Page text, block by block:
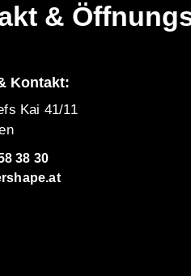
&
Kontakt:
Kai 41/11
38 30